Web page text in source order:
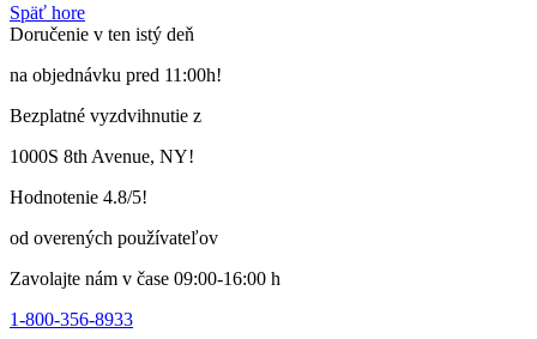
výrobok
má
variantov.
si
vybrať
stránke
produktu
Späť hore
Doručenie v ten istý deň
na objednávku pred 11:00h!
Bezplatné vyzdvihnutie z
1000S 8th Avenue, NY!
Hodnotenie 4.8/5!
od overených používateľov
Zavolajte nám v čase 09:00-16:00 h
1-800-356-8933